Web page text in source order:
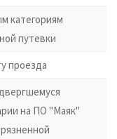
категориям
путевки
проезда
на ПО "Маяк"